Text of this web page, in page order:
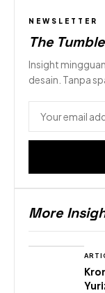
NEWSLETTER
The
Insight
desain. Tanpa
More